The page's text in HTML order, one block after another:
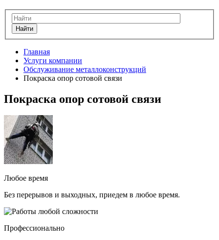
Найти
Главная
Услуги компании
Обслуживание металлоконструкций
Покраска опор сотовой связи
Покраска опор сотовой связи
Любое время
Без перерывов и выходных, приедем в любое время.
Профессионально